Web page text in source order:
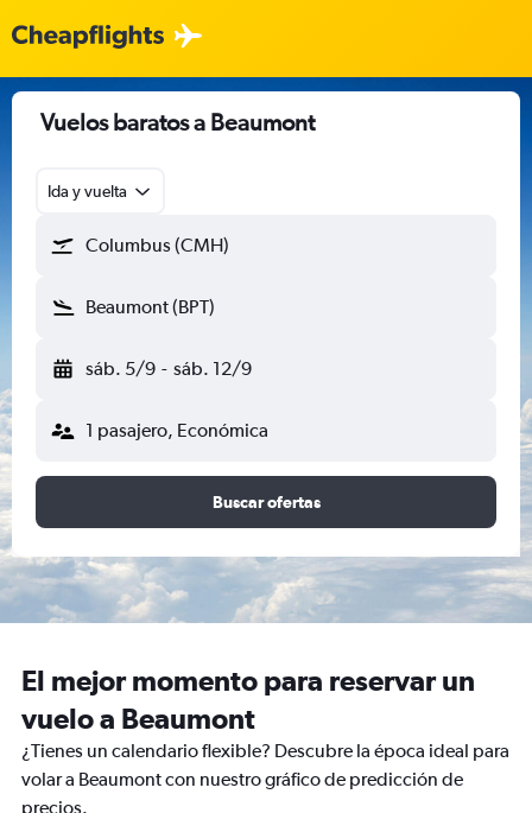
Vuelos baratos a Beaumont
Ida y vuelta
Columbus (CMH)
Beaumont (BPT)
sáb. 5/9 - sáb. 12/9
1 pasajero, Económica
Buscar ofertas
El mejor momento para reservar un
vuelo a Beaumont
¿Tienes un calendario flexible? Descubre la época ideal para
volar a Beaumont con nuestro gráfico de predicción de
precios.